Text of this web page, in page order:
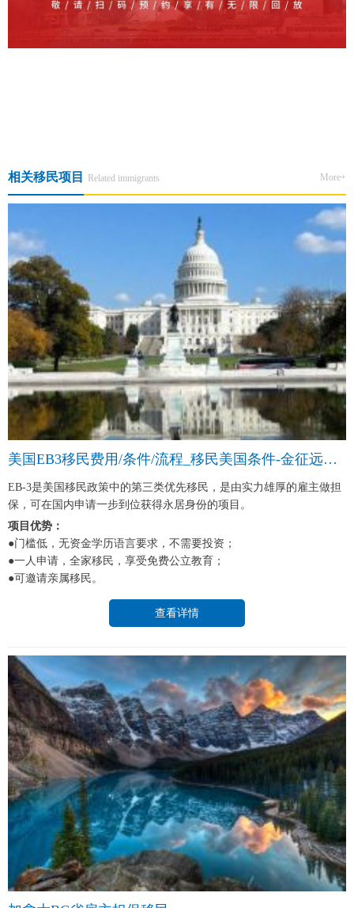
相关移民项目 Related immigrants More+
美国EB3移民费用/条件/流程_移民美国条件-金征远皇家移民中介
EB-3是美国移民政策中的第三类优先移民，是由实力雄厚的雇主做担
保，可在国内申请一步到位获得永居身份的项目。
项目优势：
●门槛低，无资金学历语言要求，不需要投资；
●一人申请，全家移民，享受免费公立教育；
●可邀请亲属移民。
查看详情